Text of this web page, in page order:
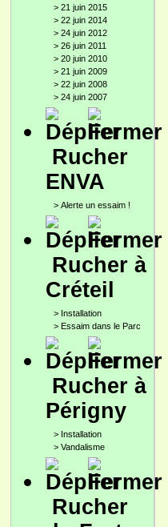
> 21 juin 2015
> 22 juin 2014
> 24 juin 2012
> 26 juin 2011
> 20 juin 2010
> 21 juin 2009
> 22 juin 2008
> 24 juin 2007
Rucher
ENVA
> Alerte un essaim !
Rucher à
Créteil
> Installation
> Essaim dans le Parc
Rucher à
Périgny
> Installation
> Vandalisme
Rucher